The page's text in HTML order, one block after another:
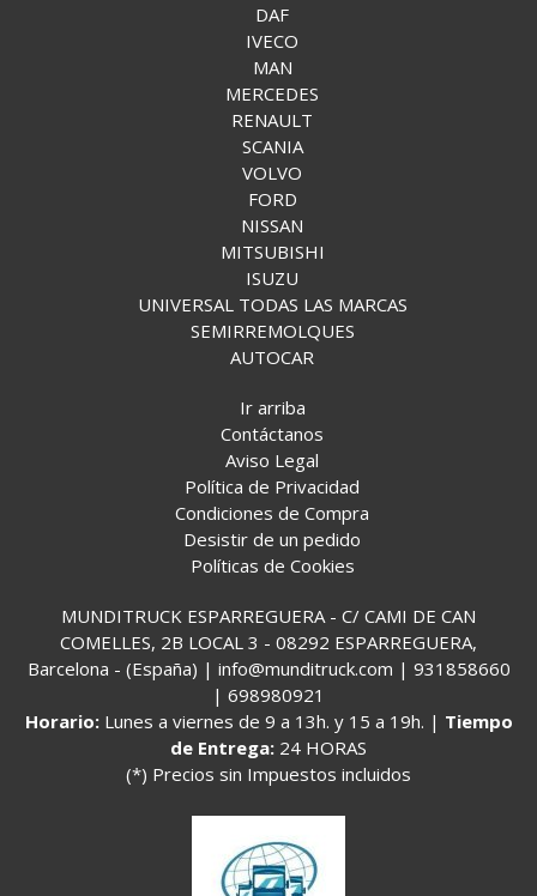
DAF
IVECO
MAN
MERCEDES
RENAULT
SCANIA
VOLVO
FORD
NISSAN
MITSUBISHI
ISUZU
UNIVERSAL TODAS LAS MARCAS
SEMIRREMOLQUES
AUTOCAR
Ir arriba
Contáctanos
Aviso Legal
Política de Privacidad
Condiciones de Compra
Desistir de un pedido
Políticas de Cookies
MUNDITRUCK ESPARREGUERA - C/ CAMI DE CAN
COMELLES, 2B LOCAL 3 - 08292 ESPARREGUERA,
Barcelona - (España) | info@munditruck.com | 931858660
| 698980921
Horario: Lunes a viernes de 9 a 13h. y 15 a 19h. | Tiempo
de Entrega: 24 HORAS
(*) Precios sin Impuestos incluidos